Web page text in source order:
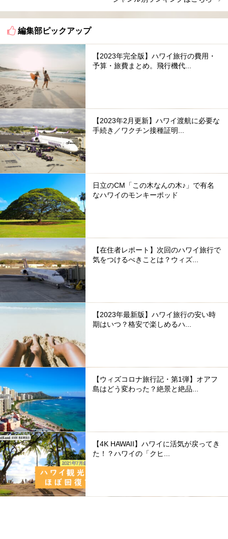
編集部ピックアップ
【2023年完全版】ハワイ旅行の費用・
予算・旅費まとめ。飛行機代...
【2023年2月更新】ハワイ渡航に必要な
手続き／ワクチン接種証明...
日立のCM「この木なんの木♪」で有名
なハワイのモンキーポッド
【在住者レポート】次回のハワイ旅行で
気をつけるべきことは？ウィズ...
【2023年最新版】ハワイ旅行の安い時
期はいつ？格安で楽しめるハ...
【ウィズコロナ旅行記・第1弾】オアフ
島はどう変わった？絶景と絶品...
【4K HAWAII】ハワイに活気が戻ってき
た！？ハワイの「クヒ...